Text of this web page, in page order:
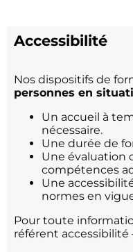
Accessibilité
Nos dispositifs de
personnes en
Un accueil à
nécessaire.
Une durée de
Une évaluation
compétences
Une
normes en
Pour toute
référent accessibilité